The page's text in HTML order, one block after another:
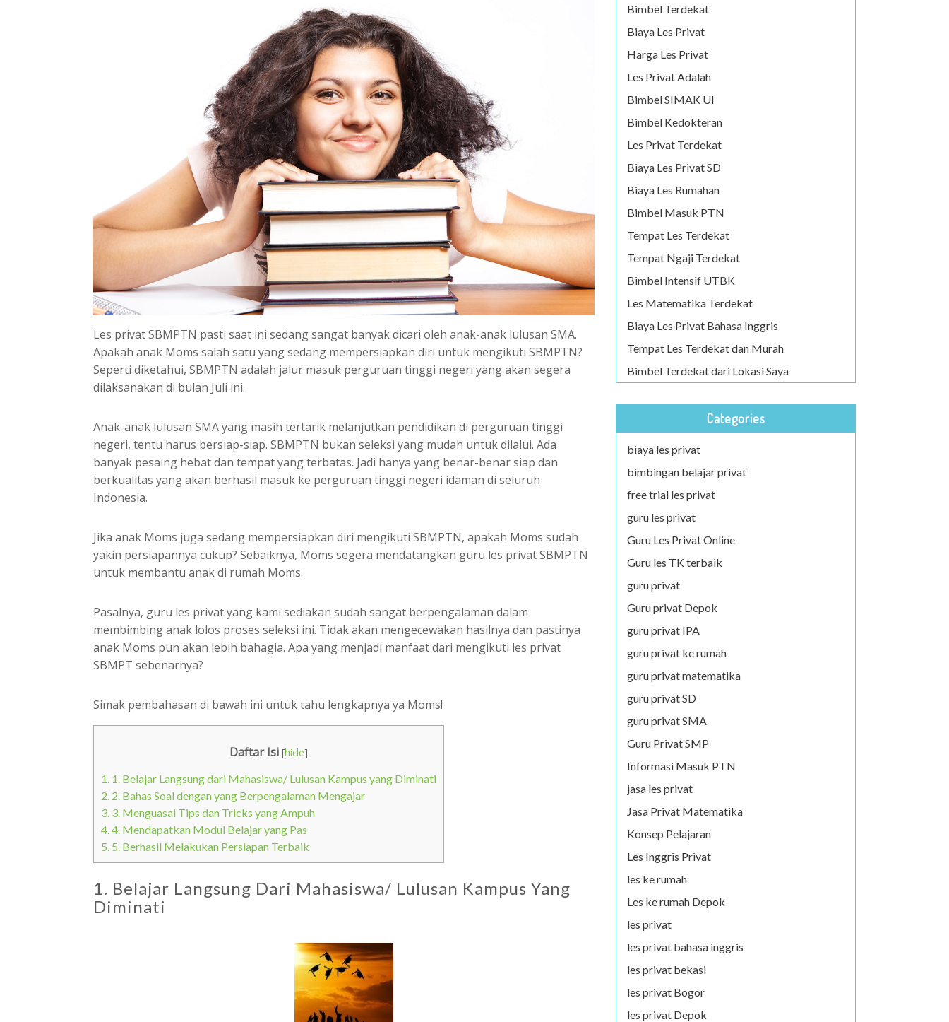
Les privat SBMPTN pasti saat ini sedang sangat banyak dicari oleh anak-anak lulusan SMA.
Apakah anak Moms salah satu yang sedang mempersiapkan diri untuk mengikuti SBMPTN?
Seperti diketahui, SBMPTN adalah jalur masuk perguruan tinggi negeri yang akan segera
dilaksanakan di bulan Juli ini.
Anak-anak lulusan SMA yang masih tertarik melanjutkan pendidikan di perguruan tinggi
negeri, tentu harus bersiap-siap. SBMPTN bukan seleksi yang mudah untuk dilalui. Ada
banyak pesaing hebat dan tempat yang terbatas. Jadi hanya yang benar-benar siap dan
berkualitas yang akan berhasil masuk ke perguruan tinggi negeri idaman di seluruh
Indonesia.
Jika anak Moms juga sedang mempersiapkan diri mengikuti SBMPTN, apakah Moms sudah
yakin persiapannya cukup? Sebaiknya, Moms segera mendatangkan guru les privat SBMPTN
untuk membantu anak di rumah Moms.
Pasalnya, guru les privat yang kami sediakan sudah sangat berpengalaman dalam
membimbing anak lolos proses seleksi ini. Tidak akan mengecewakan hasilnya dan pastinya
anak Moms pun akan lebih bahagia. Apa yang menjadi manfaat dari mengikuti les privat
SBMPT sebenarnya?
Simak pembahasan di bawah ini untuk tahu lengkapnya ya Moms!
Daftar Isi [hide]
1. 1. Belajar Langsung dari Mahasiswa/ Lulusan Kampus yang Diminati
2. 2. Bahas Soal dengan yang Berpengalaman Mengajar
3. 3. Menguasai Tips dan Tricks yang Ampuh
4.4. Mendapatkan Modul Belajar yang Pas
5. 5. Berhasil Melakukan Persiapan Terbaik
1. Belajar Langsung Dari Mahasiswa/ Lulusan Kampus Yang
Diminati
Bimbel Terdekat
Biaya Les Privat
Harga Les Privat
Les Privat Adalah
Bimbel SIMAK UI
Bimbel Kedokteran
Les Privat Terdekat
Biaya Les Privat SD
Biaya Les Rumahan
Bimbel Masuk PTN
Tempat Les Terdekat
Tempat Ngaji Terdekat
Bimbel Intensif UTBK
Les Matematika Terdekat
Biaya Les Privat Bahasa Inggris
Tempat Les Terdekat dan Murah
Bimbel Terdekat dari Lokasi Saya
Categories
biaya les privat
bimbingan belajar privat
free trial les privat
guru les privat
Guru Les Privat Online
Guru les TK terbaik
guru privat
Guru privat Depok
guru privat IPA
guru privat ke rumah
guru privat matematika
guru privat SD
guru privat SMA
Guru Privat SMP
Informasi Masuk PTN
jasa les privat
Jasa Privat Matematika
Konsep Pelajaran
Les Inggris Privat
les ke rumah
Les ke rumah Depok
les privat
les privat bahasa inggris
les privat bekasi
les privat Bogor
les privat Depok